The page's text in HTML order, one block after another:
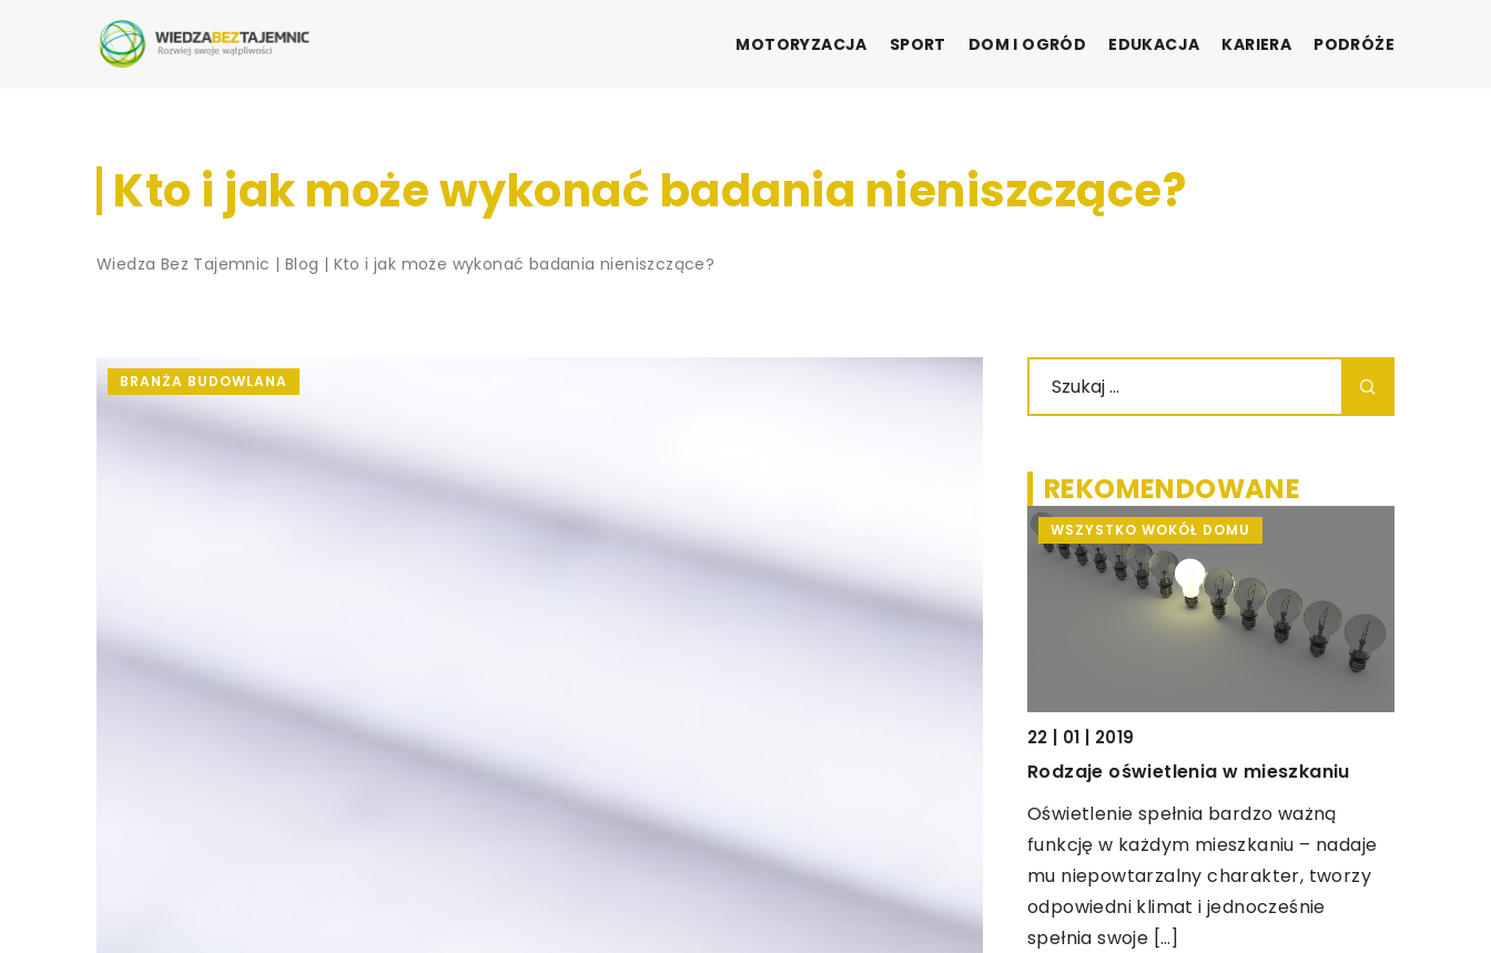
MOTORYZACJA SPORT DOM I OGRÓD EDUKACJA KARIERA PODRÓŻE
Kto i jak może wykonać badania nieniszczące?
Wiedza Bez Tajemnic | Blog | Kto i jak może wykonać badania nieniszczące?
BRANŻA BUDOWLANA
REKOMENDOWANE
się wkręty
Wkręty stanowią obok śrub i gwoździ
najczęściej wykorzystywane elementy
WSZYSTKO WOKÓŁ DOMU
22 | 01 | 2019
Rodzaje oświetlenia w mieszkaniu
Oświetlenie spełnia bardzo ważną
funkcję w każdym mieszkaniu – nadaje
mu niepowtarzalny charakter, tworzy
odpowiedni klimat i jednocześnie
spełnia swoje […]